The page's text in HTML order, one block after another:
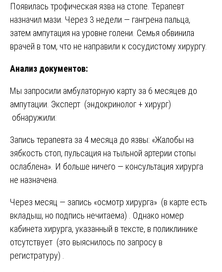
Появилась трофическая язва на стопе. Терапевт
назначил мази. Через 3 недели — гангрена пальца,
затем ампутация на уровне голени. Семья обвинила
врачей в том, что не направили к сосудистому хирургу.
Анализ документов:
Мы запросили амбулаторную карту за 6 месяцев до
ампутации. Эксперт (эндокринолог + хирург)
обнаружили:
Запись терапевта за 4 месяца до язвы: «Жалобы на
зябкость стоп, пульсация на тыльной артерии стопы
ослаблена». И больше ничего — консультация хирурга
не назначена.
Через месяц — запись «осмотр хирурга» (в карте есть
вкладыш, но подпись нечитаема) . Однако номер
кабинета хирурга, указанный в тексте, в поликлинике
отсутствует (это выяснилось по запросу в
регистратуру) .